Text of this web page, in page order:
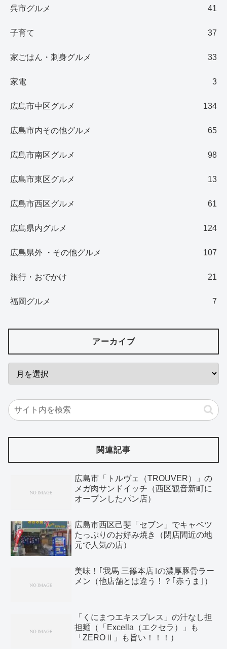
呉市グルメ 41
子育て 37
家ごはん・刺身グルメ 33
家電 3
広島市中区グルメ 134
広島市内その他グルメ 65
広島市南区グルメ 98
広島市東区グルメ 13
広島市西区グルメ 61
広島県内グルメ 124
広島県外 ・その他グルメ 107
旅行・おでかけ 21
福岡グルメ 7
アーカイブ
関連記事
広島市「トルヴェ（TROUVER）」の
メガ肉サンドイッチ（西区観音新町に
オープンしたパン店）
広島市西区己斐「セブン」でキャベツ
たっぷりのお好み焼き（閉店間近の地
元で人気の店）
美味！｢我馬 三篠本店｣の濃厚豚骨ラー
メン（他店舗とは違う！？｢赤うま｣）
「くにまつエキスプレス」の汁なし担
担麺（「Excella（エクセラ）」も
「ZEROⅡ」も旨い！！！）